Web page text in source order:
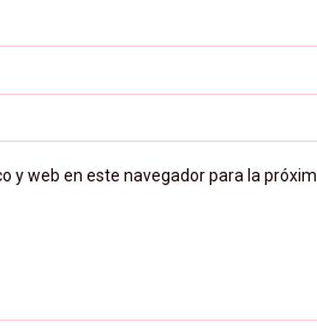
y web en este navegador para la